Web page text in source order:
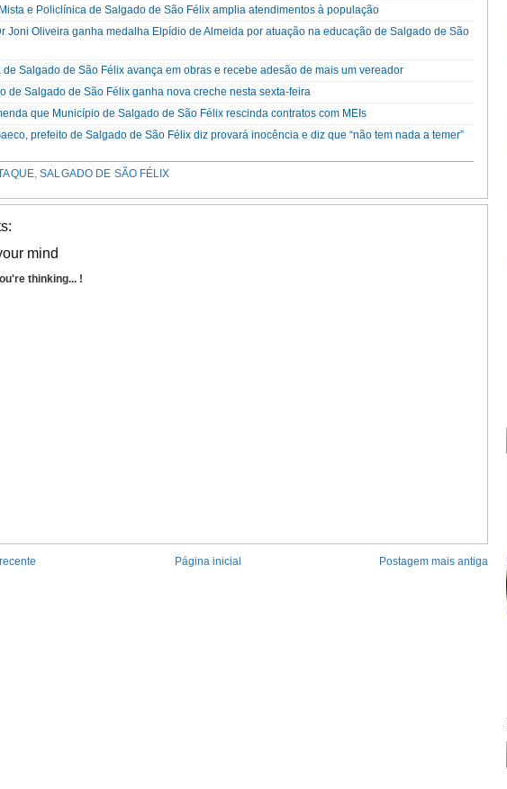
e Policlínica de Salgado de São Félix amplia atendimentos à população
Joni Oliveira ganha medalha Elpídio de Almeida por atuação na educação de Salgado de São
de Salgado de São Félix avança em obras e recebe adesão de mais um vereador
de Salgado de São Félix ganha nova creche nesta sexta-feira
que Município de Salgado de São Félix rescinda contratos com MEIs
prefeito de Salgado de São Félix diz provará inocência e diz que “não tem nada a temer”
,SALGADO DE SÃO FÉLIX
mind
thinking... !
Postagem mais antiga
Página inicial